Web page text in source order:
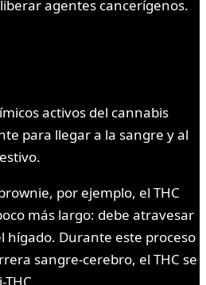
agentes cancerígenos.
activos del cannabis
para llegar a la sangre y al
por ejemplo, el THC
más largo: debe atravesar
hígado. Durante este proceso
sangre-cerebro, el THC se